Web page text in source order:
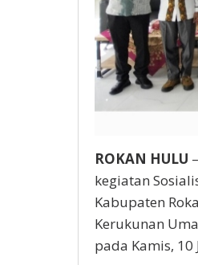
ROKAN HULU
kegiatan
Kabupaten
Kerukunan
pada Kamis, 10